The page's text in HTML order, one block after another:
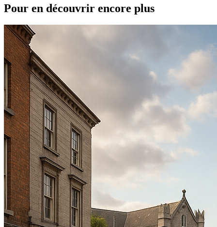
Pour en découvrir encore plus